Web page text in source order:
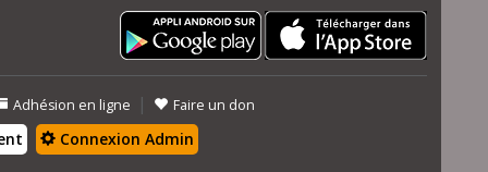
Adhésion en ligne | Faire un don
Connexion Admin